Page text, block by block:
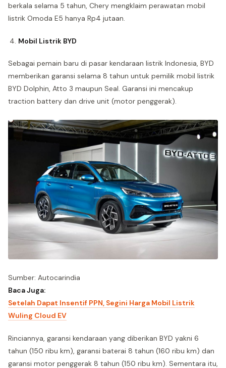
berkala selama 5 tahun, Chery mengklaim perawatan mobil
listrik Omoda E5 hanya Rp4 jutaan.
Mobil Listrik BYD
Sebagai pemain baru di pasar kendaraan listrik Indonesia, BYD
memberikan garansi selama 8 tahun untuk pemilik mobil listrik
BYD Dolphin, Atto 3 maupun Seal. Garansi ini mencakup
traction battery dan drive unit (motor penggerak).
Sumber: Autocarindia
Baca Juga:
Setelah Dapat Insentif PPN, Segini Harga Mobil Listrik
Wuling Cloud EV
Rinciannya, garansi kendaraan yang diberikan BYD yakni 6
tahun (150 ribu km), garansi baterai 8 tahun (160 ribu km) dan
garansi motor penggerak 8 tahun (150 ribu km). Sementara itu,